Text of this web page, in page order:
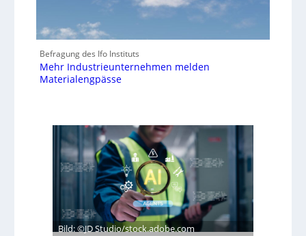
Befragung des Ifo Instituts
Mehr Industrieunternehmen melden
Materialengpässe
Bild: ©JD Studio/stock.adobe.com